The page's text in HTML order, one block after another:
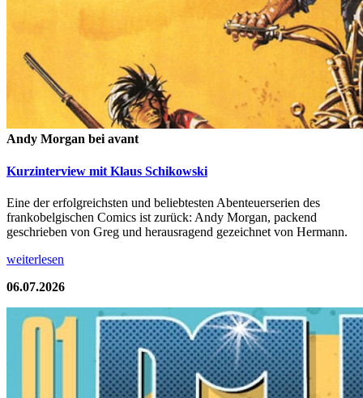
Andy Morgan bei avant
Kurzinterview mit Klaus Schikowski
Eine der erfolgreichsten und beliebtesten Abenteuerserien des
frankobelgischen Comics ist zurück: Andy Morgan, packend
geschrieben von Greg und herausragend gezeichnet von Hermann.
weiterlesen
06.07.2026